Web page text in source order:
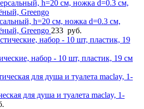
h=20 см, ножка d=0.3 см,
Greengo 233 руб.
набор - 10 шт, пластик, 19 см
для душа и туалета maclay, 1-